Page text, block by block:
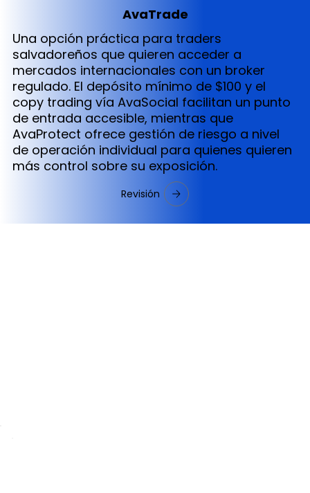
AvaTrade
Una opción práctica para traders
salvadoreños que quieren acceder a
mercados internacionales con un broker
regulado. El depósito mínimo de $100 y el
copy trading vía AvaSocial facilitan un punto
de entrada accesible, mientras que
AvaProtect ofrece gestión de riesgo a nivel
de operación individual para quienes quieren
más control sobre su exposición.
Revisión